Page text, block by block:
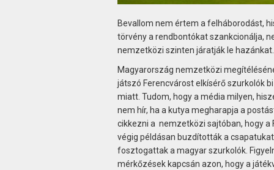
Bevallom nem értem a felháborodást,
törvény a rendbontókat szankcionálja,
nemzetközi szinten járatják le hazánkat.
Magyarország nemzetközi
játszó Ferencvárost elkísérő szurkolók
miatt. Tudom, hogy a média milyen,
nem hír, ha a kutya megharapja a
cikkezni a nemzetközi sajtóban, hogy
végig példásan buzdították a
fosztogattak a magyar szurkolók.
mérkőzések kapcsán azon, hogy a